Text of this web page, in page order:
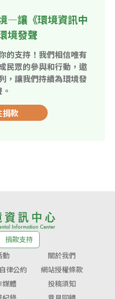
—讓《環境資訊中
境發聲
的支持！我們相信唯有
民眾的參與和行動，邀
，讓我們持續為環境發
捐款
捐款支持
動
關於我們
律公約
網站授權條款
媒體
投稿須知